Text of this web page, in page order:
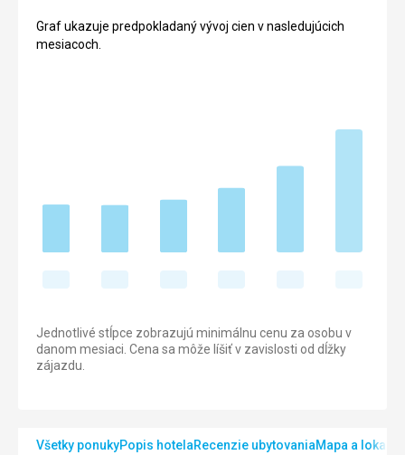
Graf ukazuje predpokladaný vývoj cien v nasledujúcich
mesiacoch.
Jednotlivé stĺpce zobrazujú minimálnu cenu za osobu v
danom mesiaci. Cena sa môže líšiť v zavislosti od dĺžky
zájazdu.
Všetky ponukyPopis hotelaRecenzie ubytovaniaMapa a lokalita